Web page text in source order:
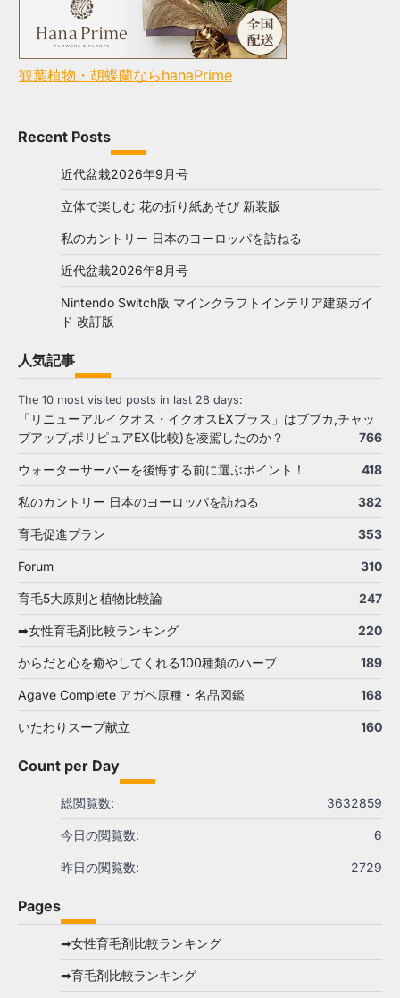
観葉植物・胡蝶蘭ならhanaPrime
Recent Posts
近代盆栽2026年9月号
立体で楽しむ 花の折り紙あそび 新装版
私のカントリー 日本のヨーロッパを訪ねる
近代盆栽2026年8月号
Nintendo Switch版 マインクラフトインテリア建築ガイ
ド 改訂版
人気記事
The 10 most visited posts in last 28 days:
「リニューアルイクオス・イクオスEXプラス」はブブカ,チャッ
プアップ,ポリピュアEX(比較)を凌駕したのか？
766
ウォーターサーバーを後悔する前に選ぶポイント！ 418
私のカントリー 日本のヨーロッパを訪ねる 382
育毛促進プラン 353
Forum 310
育毛5大原則と植物比較論 247
➡女性育毛剤比較ランキング 220
からだと心を癒やしてくれる100種類のハーブ 189
Agave Complete アガベ原種・名品図鑑 168
いたわりスープ献立 160
Count per Day
3632859
総閲覧数:
6
今日の閲覧数:
2729
昨日の閲覧数:
Pages
➡女性育毛剤比較ランキング
➡育毛剤比較ランキング